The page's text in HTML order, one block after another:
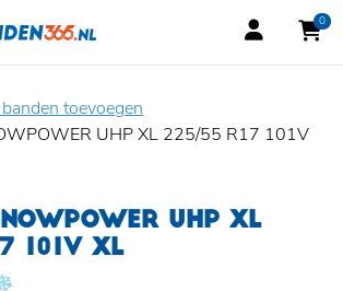
0
toevoegen
UHP XL 225/55 R17 101V
UHP XL
101V XL